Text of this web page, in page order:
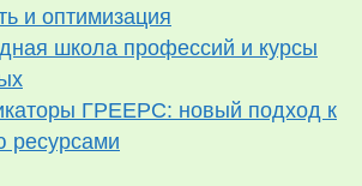
и оптимизация
школа профессий и курсы
ГРЕЕРС: новый подход к
ресурсами